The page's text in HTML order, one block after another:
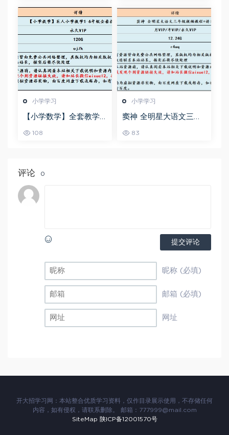
茜教学课程
小学学习
【小学数学】全套教学
级全套视频课程,120G百
108
小学学习
窦神 全明星大语文三年
83
评论 0
提交评论
昵称 (必填)
邮箱 (必填)
网址
开大招学习网：本站整合优质学习资料，仅作目录展示使用，不存储任何
内容，如有侵权，请联系删除。 邮箱：777999@mail.com
SiteMap 陕ICP备12001570号